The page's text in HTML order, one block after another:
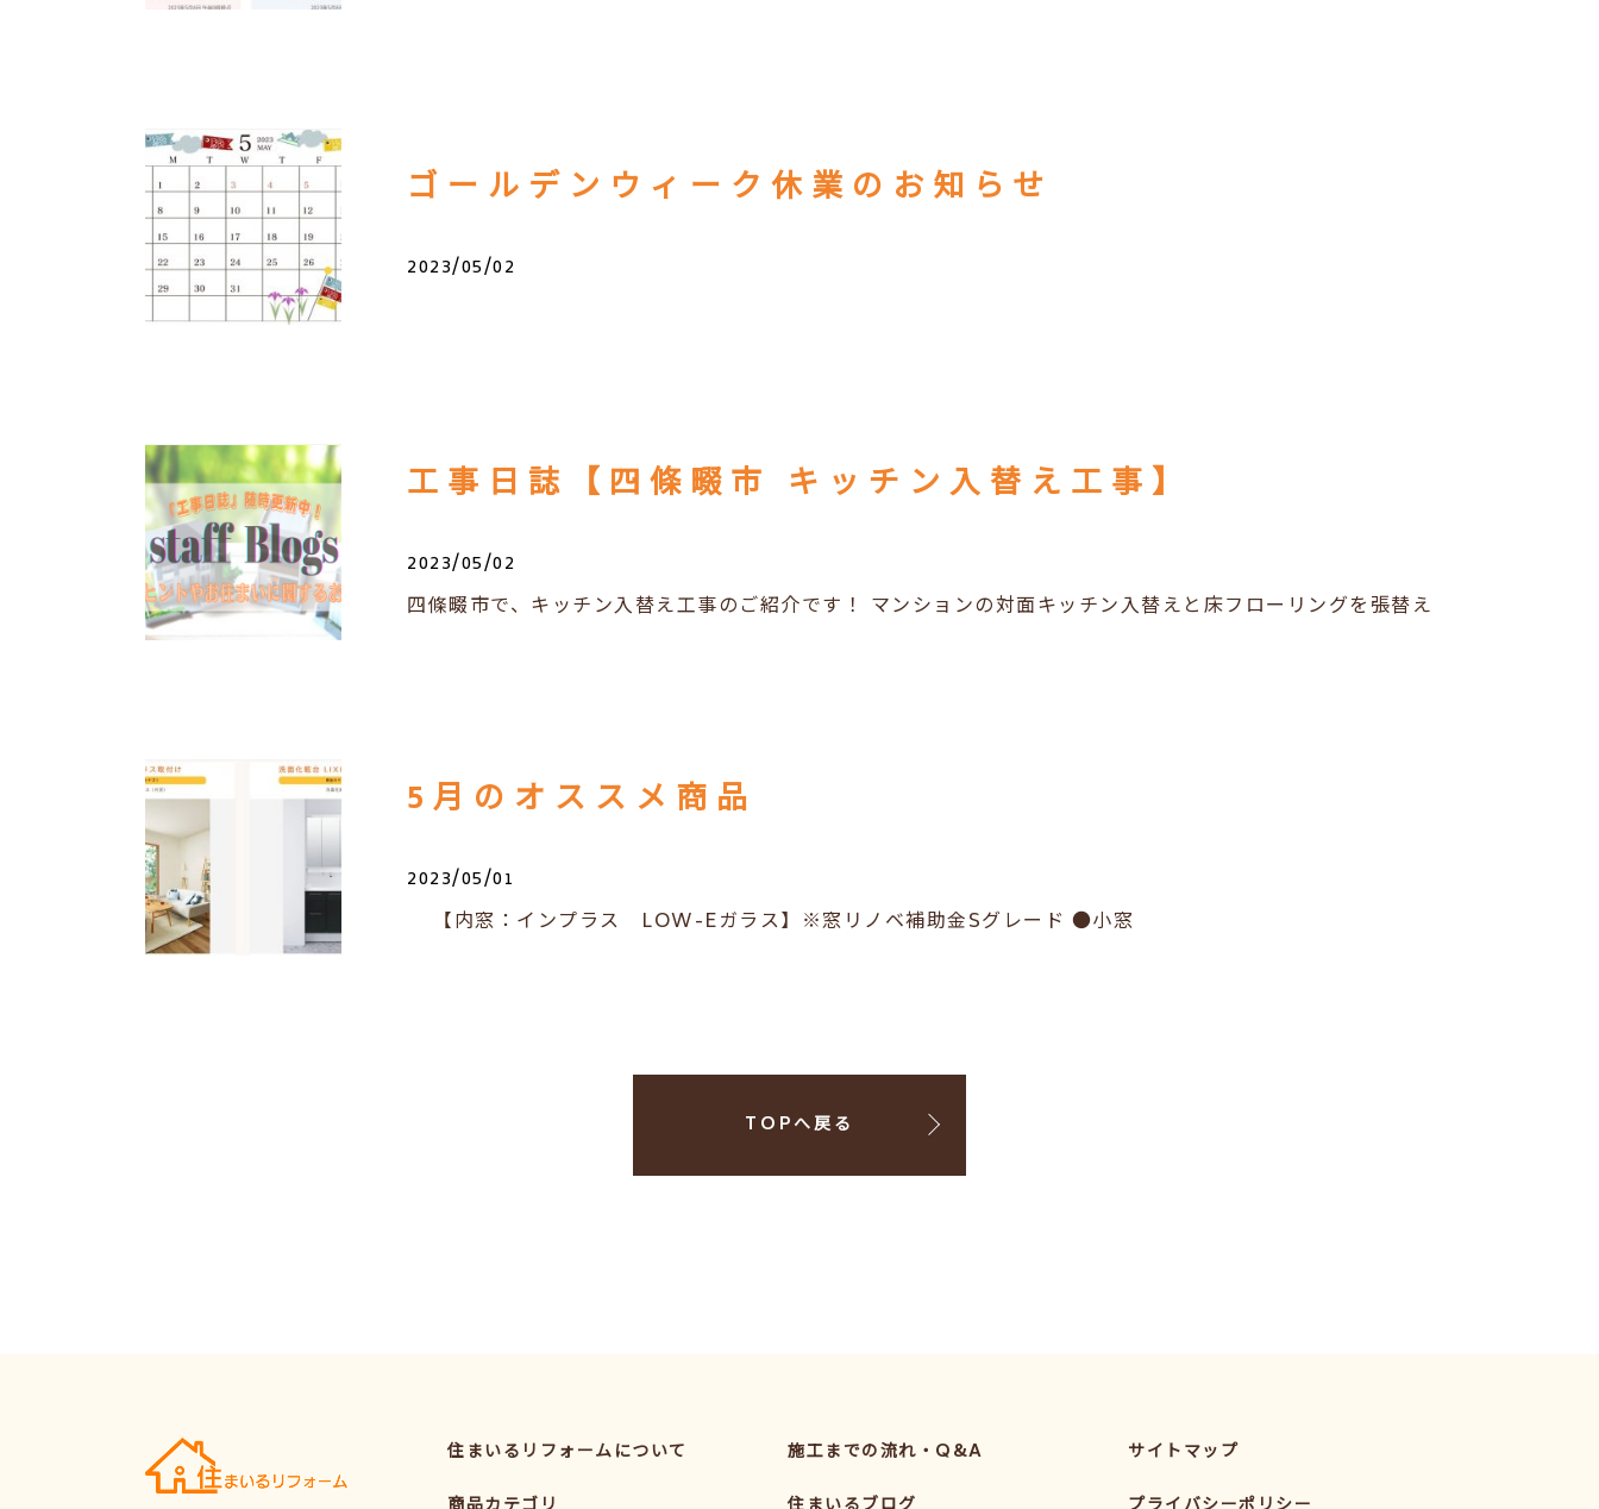
ゴールデンウィーク休業のお知らせ
2023/05/02
工事日誌【四條畷市 キッチン入替え工事】
2023/05/02
四條畷市で、キッチン入替え工事のご紹介です！ マンションの対面キッチン入替えと床フローリングを張替え
5月のオススメ商品
2023/05/01
【内窓：インプラス LOW-Eガラス】※窓リノベ補助金Sグレード ●小窓
TOPへ戻る
住まいるリフォームについて
施工までの流れ・Q&A
サイトマップ